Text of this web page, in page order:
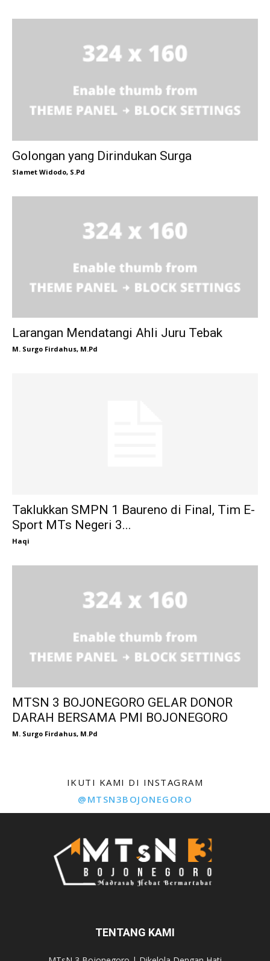
Golongan yang Dirindukan Surga
Slamet Widodo, S.Pd
Larangan Mendatangi Ahli Juru Tebak
M. Surgo Firdahus, M.Pd
Taklukkan SMPN 1 Baureno di Final, Tim E-
Sport MTs Negeri 3...
Haqi
MTSN 3 BOJONEGORO GELAR DONOR
DARAH BERSAMA PMI BOJONEGORO
M. Surgo Firdahus, M.Pd
IKUTI KAMI DI INSTAGRAM
@MTSN3BOJONEGORO
TENTANG KAMI